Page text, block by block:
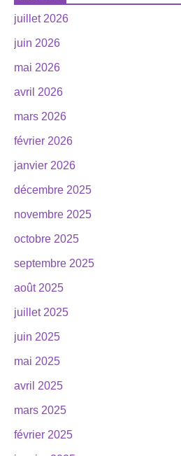
juillet 2026
juin 2026
mai 2026
avril 2026
mars 2026
février 2026
janvier 2026
décembre 2025
novembre 2025
octobre 2025
septembre 2025
août 2025
juillet 2025
juin 2025
mai 2025
avril 2025
mars 2025
février 2025